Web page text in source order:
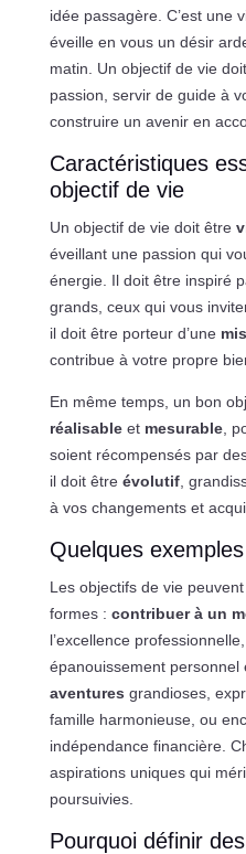
idée passagère. C’est une
éveille en vous un désir
matin. Un objectif de vie
passion, servir de guide à
construire un avenir en
Caractéristiques
objectif de vie
Un objectif de vie doit être
éveillant une passion qui
énergie. Il doit être inspiré
grands, ceux qui vous
il doit être porteur d’une
contribue à votre propre
En même temps, un bon
réalisableet mesurable,
soient récompensés par
il doit être évolutif,
à vos changements et
Quelques
Les objectifs de vie
formes : contribuer à un
l’excellence
épanouissement personnel
aventures grandioses,
famille harmonieuse, ou
indépendance financière.
aspirations uniques qui
poursuivies.
Pourquoi définir